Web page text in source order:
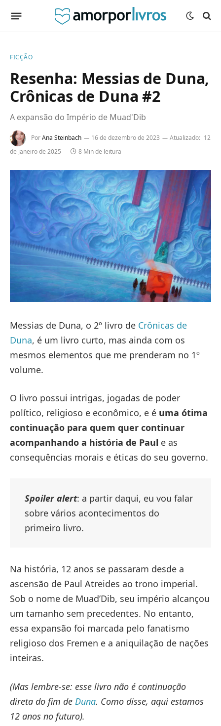
FICÇÃO
Resenha: Messias de Duna,
Crônicas de Duna #2
A expansão do Império de Muad'Dib
PorAna Steinbach 16 de dezembro de 2023 Atualizado: 12
de janeiro de 2025
8 Min de leitura
Messias de Duna, o 2º livro de Crônicas de
Duna, é um livro curto, mas ainda com os
mesmos elementos que me prenderam no 1º
volume.
O livro possui intrigas, jogadas de poder
político, religioso e econômico, e é uma ótima
continuação para quem quer continuar
acompanhando a história de Paul e as
consequências morais e éticas do seu governo.
Spoiler alert: a partir daqui, eu vou falar
sobre vários acontecimentos do
primeiro livro.
Na história, 12 anos se passaram desde a
ascensão de Paul Atreides ao trono imperial.
Sob o nome de Muad’Dib, seu império alcançou
um tamanho sem precedentes. No entanto,
essa expansão foi marcada pelo fanatismo
religioso dos Fremen e a aniquilação de nações
inteiras.
(Mas lembre-se: esse livro não é continuação
direta do fim de Duna. Como disse, aqui estamos
12 anos no futuro).